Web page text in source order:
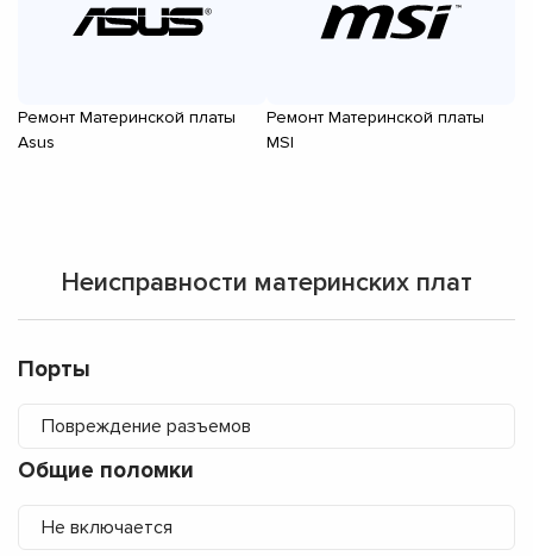
Ремонт Материнской платы
Asus
Ремонт Материнской платы
MSI
Неисправности материнских плат
Порты
Повреждение разъемов
Общие поломки
Не включается